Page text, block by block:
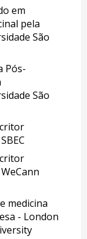
em
pela
São
Pós-
São
medicina
- London